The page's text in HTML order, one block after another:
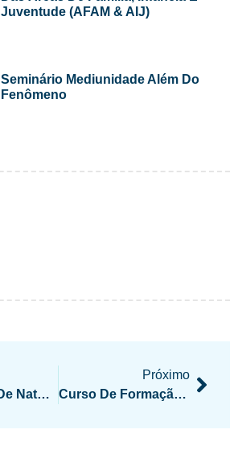
Juventude (AFAM & AIJ)
Seminário Mediunidade Além Do
Fenômeno
Terrorismo De Natureza Mediúnica
Próximo
Curso De Formação De Facilitadores Da Área De Estudo Será Realizado Em Cuiabá